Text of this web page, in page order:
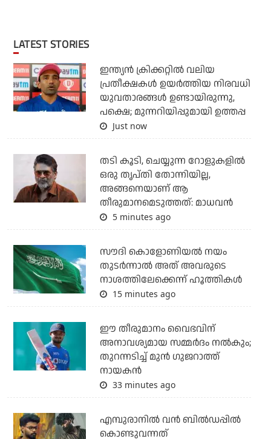
LATEST STORIES
ഇന്ത്യന്‍ ക്രിക്കറ്റില്‍ വലിയ
പ്രതീക്ഷകള്‍ ഉയര്‍ത്തിയ നിരവധി
യുവതാരങ്ങള്‍ ഉണ്ടായിരുന്നു,
പക്ഷെ; മുന്നറിയിപ്പുമായി ഉത്തപ്പ
Just now
തടി കൂടി, ചെയ്യുന്ന റോളുകളില്‍
ഒരു തൃപ്തി തോന്നിയില്ല,
അങ്ങനെയാണ് ആ
തീരുമാനമെടുത്തത്: മാധവന്‍
5 minutes ago
സൗദി കൊളോണിയല്‍ നയം
തുടര്‍ന്നാല്‍ അത് അവരുടെ
നാശത്തിലേക്കെന്ന് ഹൂത്തികള്‍
15 minutes ago
ഈ തീരുമാനം വൈഭവിന്
അനാവശ്യമായ സമ്മര്‍ദം നല്‍കും;
തുറന്നടിച്ച് മുന്‍ ഗുജറാത്ത്
നായകന്‍
33 minutes ago
എമ്പുരാനില്‍ വന്‍ ബില്‍ഡപ്പില്‍
കൊണ്ടുവന്നത്